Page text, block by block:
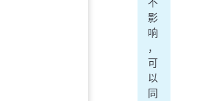
不
影
响
，
可
以
同